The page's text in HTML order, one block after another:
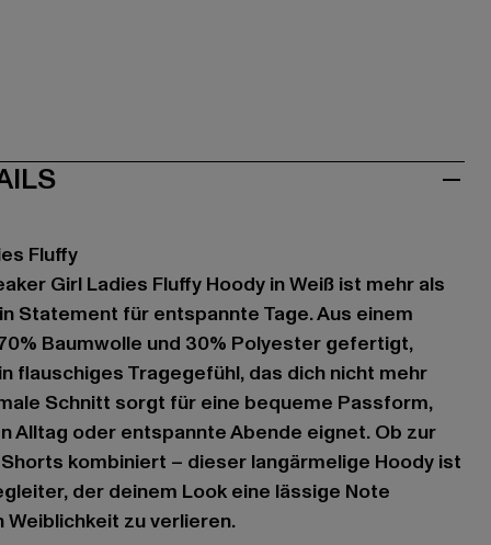
Fluffy
Girl Ladies Fluffy Hoody in Weiß ist mehr als
Statement für entspannte Tage. Aus einem
Baumwolle und 30% Polyester gefertigt,
flauschiges Tragegefühl, das dich nicht mehr
Schnitt sorgt für eine bequeme Passform,
Alltag oder entspannte Abende eignet. Ob zur
kombiniert – dieser langärmelige Hoody ist
der deinem Look eine lässige Note
Weiblichkeit zu verlieren.